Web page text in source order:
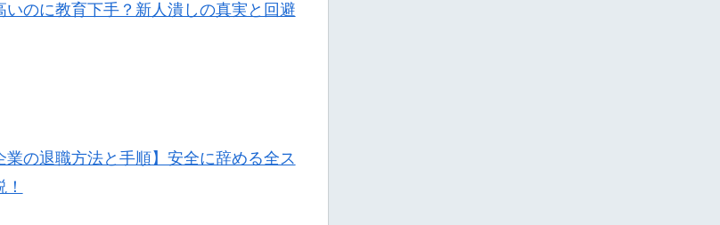
いのに教育下手？新人潰しの真実と回避
業の退職方法と手順】安全に辞める全ス